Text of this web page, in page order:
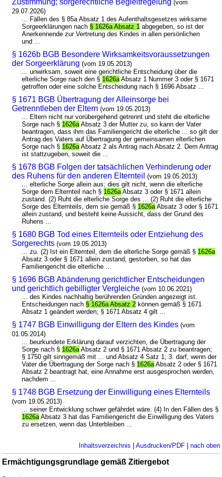
(vom
29.07.2026)
... Fällen des § 85a Absatz 1 des Aufenthaltsgesetzes wirksame
Sorgeerklärungen nach § 1626a Absatz 1 abgegeben, so ist der
Anerkennende zur Vertretung des Kindes in allen persönlichen
und ...
§ 1626b BGB Besondere Wirksamkeitsvoraussetzungen
der Sorgeerklärung (vom 19.05.2013)
... unwirksam, soweit eine gerichtliche Entscheidung über die
elterliche Sorge nach den § 1626a Absatz 1 Nummer 3 oder § 1671
getroffen oder eine solche Entscheidung nach § 1696 Absatz ...
§ 1671 BGB Übertragung der Alleinsorge bei
Getrenntleben der Eltern (vom 19.05.2013)
... Eltern nicht nur vorübergehend getrennt und steht die elterliche
Sorge nach § 1626a Absatz 3 der Mutter zu, so kann der Vater
beantragen, dass ihm das Familiengericht die elterliche ... so gilt der
Antrag des Vaters auf Übertragung der gemeinsamen elterlichen
Sorge nach § 1626a Absatz 2 als Antrag nach Absatz 2. Dem Antrag
ist stattzugeben, soweit die ...
§ 1678 BGB Folgen der tatsächlichen Verhinderung oder
des Ruhens für den anderen Elternteil
(vom 19.05.2013)
... elterliche Sorge allein aus; dies gilt nicht, wenn die elterliche
Sorge dem Elternteil nach § 1626a Absatz 3 oder § 1671 allein
zustand. (2) Ruht die elterliche Sorge des ... (2) Ruht die elterliche
Sorge des Elternteils, dem sie gemäß § 1626a Absatz 3 oder § 1671
allein zustand, und besteht keine Aussicht, dass der Grund des
Ruhens ...
§ 1680 BGB Tod eines Elternteils oder Entziehung des
Sorgerechts (vom 19.05.2013)
... zu. (2) Ist ein Elternteil, dem die elterliche Sorge gemäß § 1626a
Absatz 3 oder § 1671 allein zustand, gestorben, so hat das
Familiengericht die elterliche ...
§ 1696 BGB Abänderung gerichtlicher Entscheidungen
und gerichtlich gebilligter Vergleiche (vom 10.06.2021)
... des Kindes nachhaltig berührenden Gründen angezeigt ist.
Entscheidungen nach § 1626a Absatz 2 können gemäß § 1671
Absatz 1 geändert werden; § 1671 Absatz 4 gilt ...
§ 1747 BGB Einwilligung der Eltern des Kindes (vom
01.05.2014)
... beurkundete Erklärung darauf verzichten, die Übertragung der
Sorge nach § 1626a Absatz 2 und § 1671 Absatz 2 zu beantragen;
§ 1750 gilt sinngemäß mit ... und Absatz 4 Satz 1; 3. darf, wenn der
Vater die Übertragung der Sorge nach § 1626a Absatz 2 oder § 1671
Absatz 2 beantragt hat, eine Annahme erst ausgesprochen werden,
nachdem ...
§ 1748 BGB Ersetzung der Einwilligung eines Elternteils
(vom 19.05.2013)
... seiner Entwicklung schwer gefährdet wäre. (4) In den Fällen des §
1626a Absatz 3 hat das Familiengericht die Einwilligung des Vaters
zu ersetzen, wenn das Unterbleiben ...
Inhaltsverzeichnis | Ausdrucken/PDF| nach oben
Ermächtigungsgrundlage gemäß Zitiergebot